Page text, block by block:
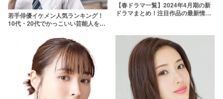
若手俳優イケメン人気ランキング！
10代・20代でかっこいい芸能人を選
【春ドラマ一覧】2024年4月期の新
ドラマまとめ！注目作品の最新情報